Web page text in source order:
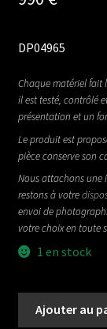
DP04965
Chaque matériel fait
il est testé, contrôlé
présentation et un
Le produit est
pièce conserve son
Nous attachons une
restons à votre
envoi de
votre choix en toute
1 en stock
Ajouter au